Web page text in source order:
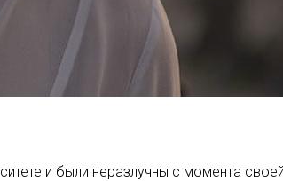
и были неразлучны с момента